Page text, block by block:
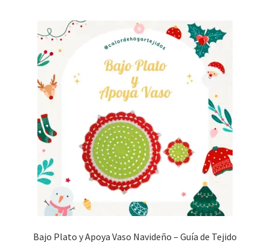
Bajo Plato y Apoya Vaso Navideño – Guía de Tejido